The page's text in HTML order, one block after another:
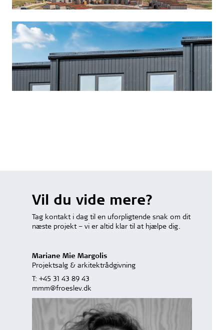
Vil du vide mere?
Tag kontakt i dag til en uforpligtende snak om dit
næste projekt – vi er altid klar til at hjælpe dig.
Mariane Mie Margolis
Projektsalg & arkitektrådgivning
T: +45 31 43 89 43
mmm@froeslev.dk